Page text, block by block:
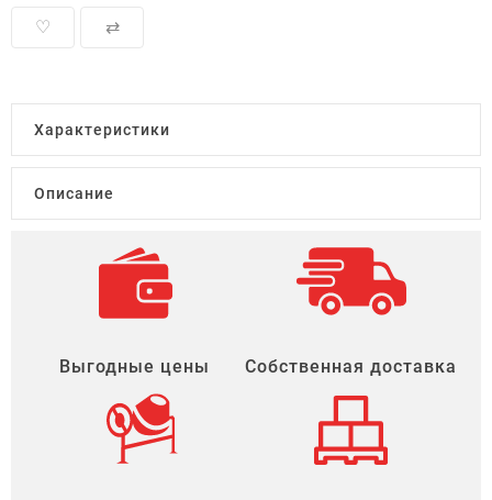
♡ ⇄
Характеристики
Описание
Выгодные цены Собственная доставка